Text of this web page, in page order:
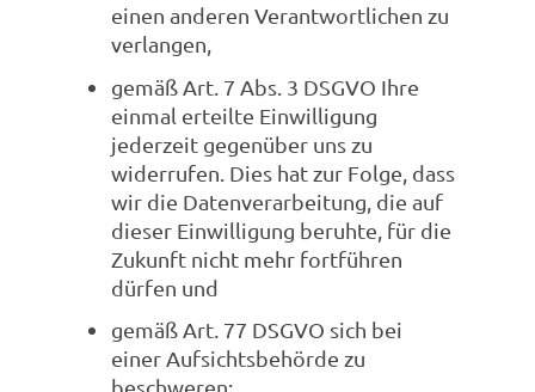
einen anderen Verantwortlichen zu
verlangen,
gemäß Art. 7 Abs. 3 DSGVO Ihre
einmal erteilte Einwilligung
jederzeit gegenüber uns zu
widerrufen. Dies hat zur Folge, dass
wir die Datenverarbeitung, die auf
dieser Einwilligung beruhte, für die
Zukunft nicht mehr fortführen
dürfen und
gemäß Art. 77 DSGVO sich bei
einer Aufsichtsbehörde zu